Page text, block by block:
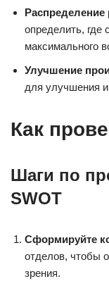
Распределение
определить, где
максимального
Улучшение
для улучшения и
Как
Шаги по
SWOT
Сформируйте
отделов, чтобы
зрения.